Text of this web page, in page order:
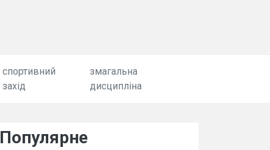
спортивний
захід
змагальна
дисципліна
Популярне